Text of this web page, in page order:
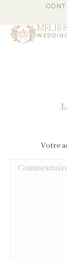
Votre
Commentaire